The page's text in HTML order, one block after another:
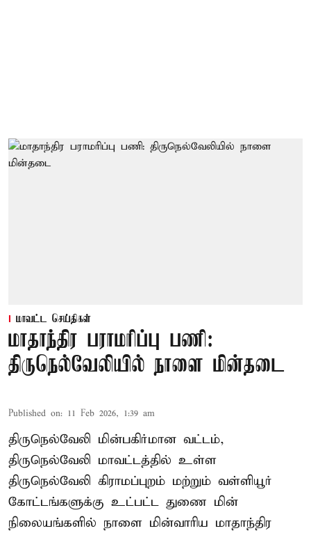
மாவட்ட செய்திகள்
மாதாந்திர பராமரிப்பு பணி:
திருநெல்வேலியில் நாளை மின்தடை
Published on: 11 Feb 2026, 1:39 am
திருநெல்வேலி மின்பகிர்மான வட்டம்,
திருநெல்வேலி மாவட்டத்தில் உள்ள
திருநெல்வேலி கிராமப்புறம் மற்றும் வள்ளியூர்
கோட்டங்களுக்கு உட்பட்ட துணை மின்
நிலையங்களில் நாளை மின்வாரிய மாதாந்திர